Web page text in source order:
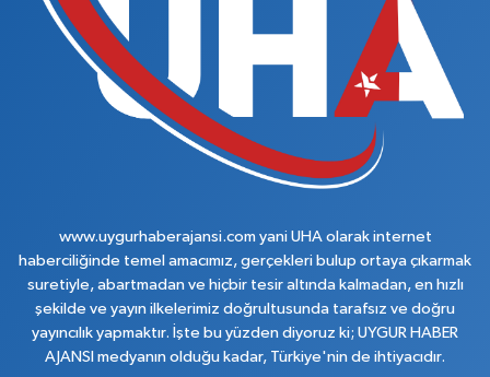
www.uygurhaberajansi.com yani UHA olarak internet
haberciliğinde temel amacımız, gerçekleri bulup ortaya çıkarmak
suretiyle, abartmadan ve hiçbir tesir altında kalmadan, en hızlı
şekilde ve yayın ilkelerimiz doğrultusunda tarafsız ve doğru
yayıncılık yapmaktır. İşte bu yüzden diyoruz ki; UYGUR HABER
AJANSI medyanın olduğu kadar, Türkiye'nin de ihtiyacıdır.